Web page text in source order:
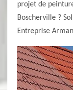
projet de
Boscherville ?
Entreprise